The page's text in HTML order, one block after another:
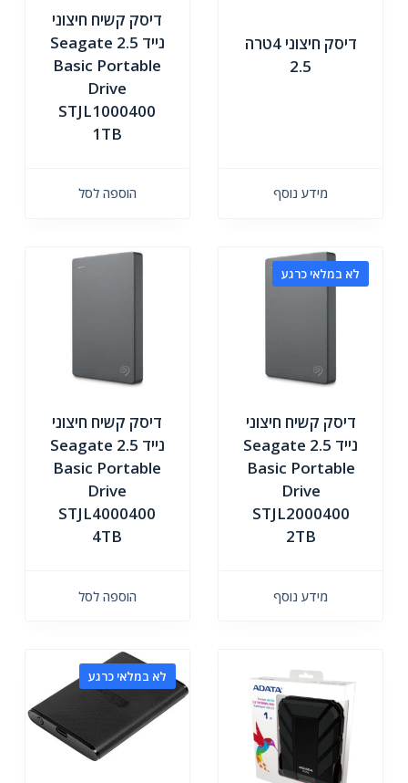
דיסק חיצוני 4טרה
2.5
מידע נוסף
דיסק קשיח חיצוני
נייד 2.5 Seagate
Basic Portable
Drive
STJL1000400
1TB
הוספה לסל
לא במלאי כרגע
דיסק קשיח חיצוני
נייד 2.5 Seagate
Basic Portable
Drive
STJL2000400
2TB
מידע נוסף
דיסק קשיח חיצוני
נייד 2.5 Seagate
Basic Portable
Drive
STJL4000400
4TB
הוספה לסל
לא במלאי כרגע